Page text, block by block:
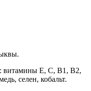
: витамины Е, С, В1, В2,
селен, кобальт.